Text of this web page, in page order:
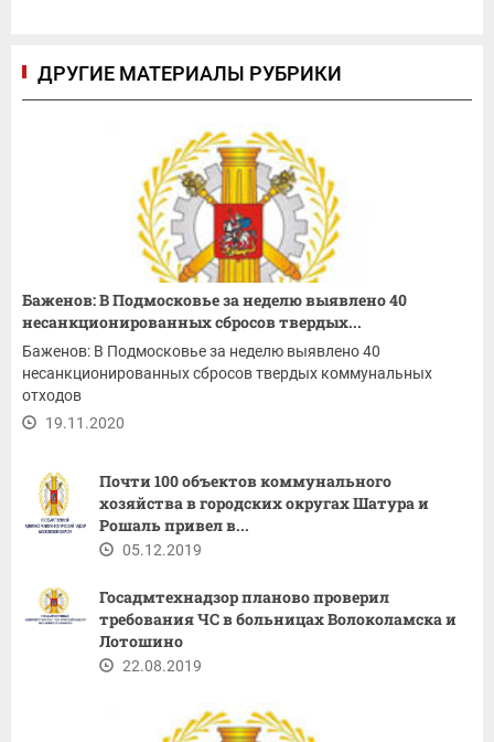
ДРУГИЕ МАТЕРИАЛЫ РУБРИКИ
Баженов: В Подмосковье за неделю выявлено 40
несанкционированных сбросов твердых...
Баженов: В Подмосковье за неделю выявлено 40
несанкционированных сбросов твердых коммунальных
отходов
19.11.2020
Почти 100 объектов коммунального
хозяйства в городских округах Шатура и
Рошаль привел в...
05.12.2019
Госадмтехнадзор планово проверил
требования ЧС в больницах Волоколамска и
Лотошино
22.08.2019